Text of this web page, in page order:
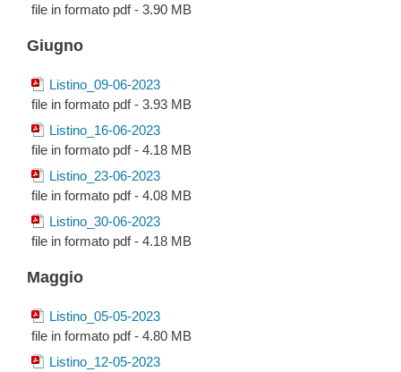
file in formato pdf - 3.90 MB
Giugno
Listino_09-06-2023
file in formato pdf - 3.93 MB
Listino_16-06-2023
file in formato pdf - 4.18 MB
Listino_23-06-2023
file in formato pdf - 4.08 MB
Listino_30-06-2023
file in formato pdf - 4.18 MB
Maggio
Listino_05-05-2023
file in formato pdf - 4.80 MB
Listino_12-05-2023